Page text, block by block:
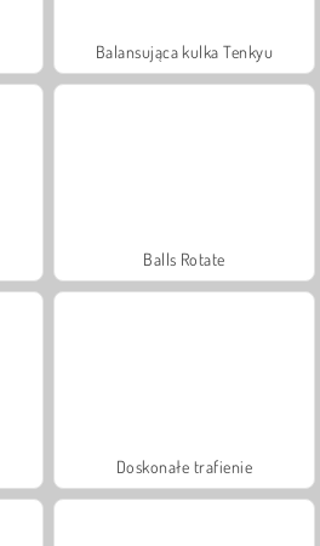
Balansująca kulka Tenkyu
Balls Rotate
Doskonałe trafienie